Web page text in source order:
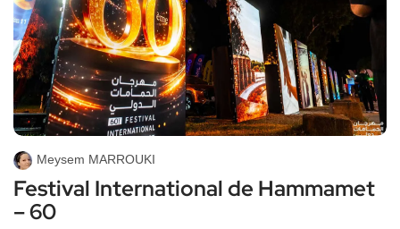
Meysem MARROUKI
Festival International de Hammamet
– 60